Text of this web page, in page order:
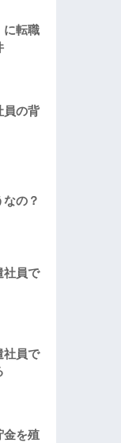
に転職
員の背
の？
社員で
社員で
金を殖